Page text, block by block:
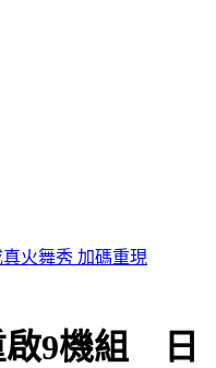
」 點名8月布局這族群
啟9機組 日